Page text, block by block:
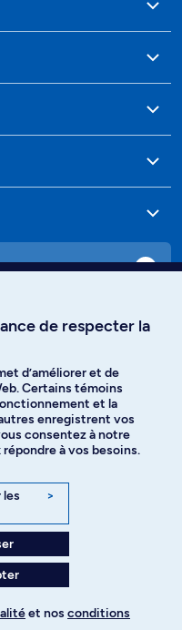
demande
Instagram
d’améliorer et de
Certains témoins
enregistrent vos
consentez à notre
à vos besoins.
les
>